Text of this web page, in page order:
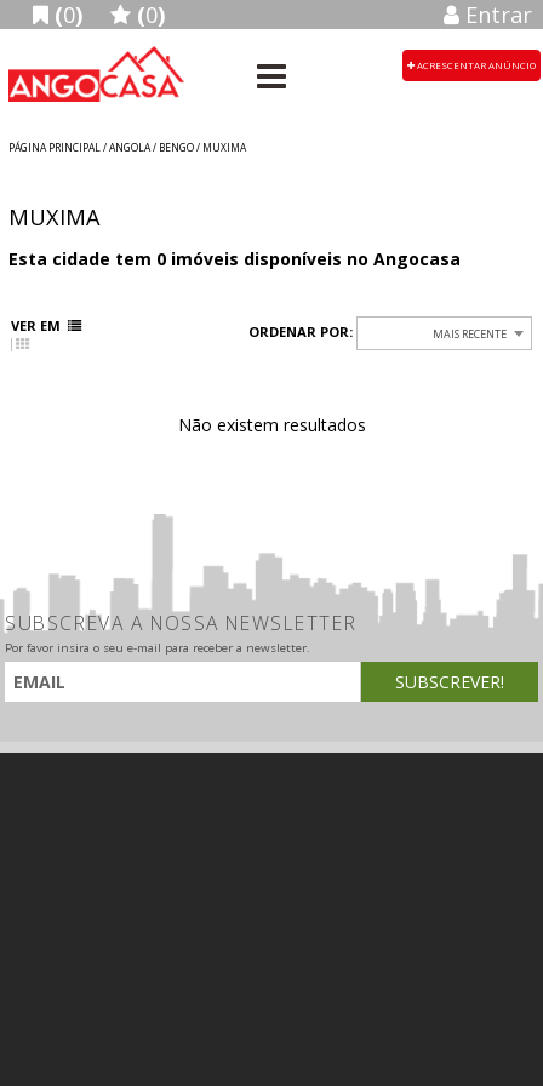
(0) (0) Entrar
ACRESCENTAR ANÚNCIO
PÁGINA PRINCIPAL /ANGOLA/ BENGO / MUXIMA
MUXIMA
Esta cidade tem 0 imóveis disponíveis no Angocasa
VER EM ORDENAR POR: MAIS RECENTE
Não existem resultados
SUBSCREVA A NOSSA NEWSLETTER
Por favor insira o seu e-mail para receber a newsletter.